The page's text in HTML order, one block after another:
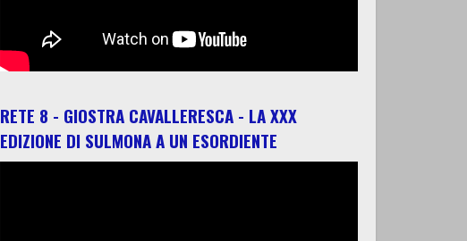
RETE 8 - GIOSTRA CAVALLERESCA - LA XXX
EDIZIONE DI SULMONA A UN ESORDIENTE